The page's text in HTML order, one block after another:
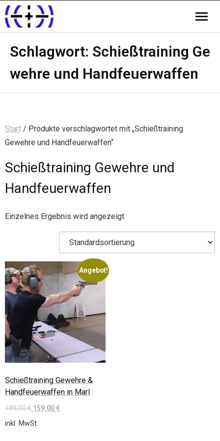
Schlagwort: Schießtraining Ge
wehre und Handfeuerwaffen
Start / Produkte verschlagwortet mit „Schießtraining
Gewehre und Handfeuerwaffen“
Schießtraining Gewehre und
Handfeuerwaffen
Einzelnes Ergebnis wird angezeigt
Angebot!
Schießtraining Gewehre &
Handfeuerwaffen in Marl
189,00€ 159,00 €
inkl. MwSt.